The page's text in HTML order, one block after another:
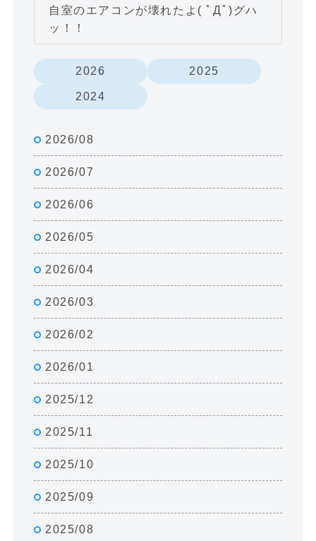
自室のエアコンが壊れたよ( ﾟДﾟ)グハ
ッ！！
2026 2025
2024
2026/08
2026/07
2026/06
2026/05
2026/04
2026/03
2026/02
2026/01
2025/12
2025/11
2025/10
2025/09
2025/08